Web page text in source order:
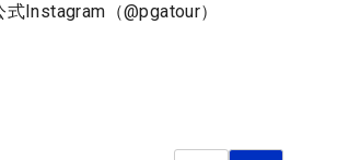
Instagram（@pgatour）